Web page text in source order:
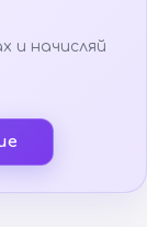
и начисляй